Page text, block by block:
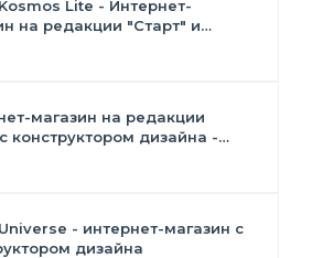
Lite - Интернет-
на редакции "Старт" и
магазин на редакции
конструктором дизайна -
- интернет-магазин с
дизайна